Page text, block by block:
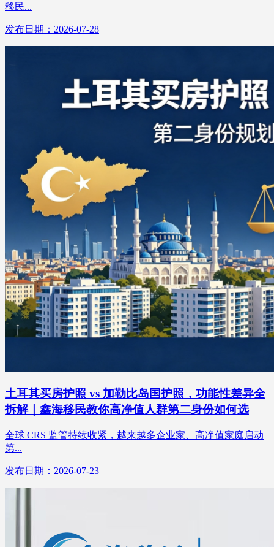
移民...
发布日期：2026-07-28
土耳其买房护照 vs 加勒比岛国护照，功能性差异全
拆解｜鑫海移民教你高净值人群第二身份如何选
全球 CRS 监管持续收紧，越来越多企业家、高净值家庭启动
第...
发布日期：2026-07-23